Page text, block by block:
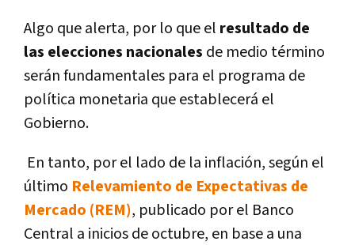
Algo que alerta, por lo que el resultado de
las elecciones nacionales de medio término
serán fundamentales para el programa de
política monetaria que establecerá el
Gobierno.
En tanto, por el lado de la inflación, según el
último Relevamiento de Expectativas de
Mercado (REM), publicado por el Banco
Central a inicios de octubre, en base a una